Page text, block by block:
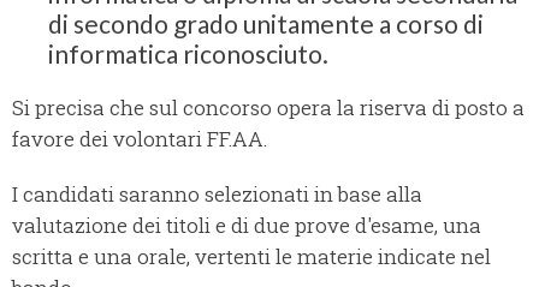
di secondo grado unitamente a corso di
informatica riconosciuto.
Si precisa che sul concorso opera la riserva di posto a
favore dei volontari FF.AA.
I candidati saranno selezionati in base alla
valutazione dei titoli e di due prove d'esame, una
scritta e una orale, vertenti le materie indicate nel